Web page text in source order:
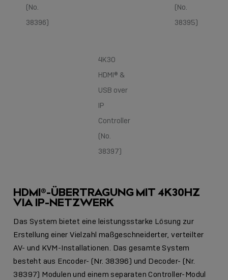
(No.
38396)
(No.
38395)
4K30
HDMI® &
USB over
IP
Controller
(No.
38397)
HDMI®-ÜBERTRAGUNG MIT 4K30HZ
VIA IP-NETZWERK
Das System bietet eine leistungsstarke Lösung zur
Erstellung einer Vielzahl maßgeschneiderter, verteilter
AV- und KVM-Installationen. Das gesamte System
besteht aus Encoder- (Nr. 38396) und Decoder- (Nr.
38397) Modulen und einem separaten Controller-Modul